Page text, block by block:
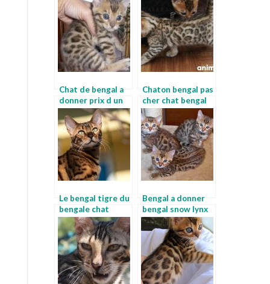
Chat de bengal a
donner prix d un
bengal
Chaton bengal pas
cher chat bengal
en appartement
Le bengal tigre du
bengale chat
Bengal a donner
bengal snow lynx